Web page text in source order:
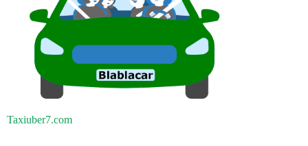
Taxiuber7.com